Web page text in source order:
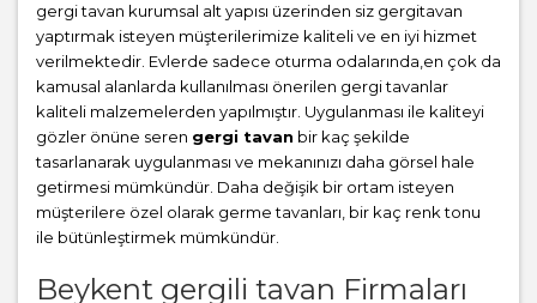
gergi tavan kurumsal alt yapısı üzerinden siz gergitavan
yaptırmak isteyen müşterilerimize kaliteli ve en iyi hizmet
verilmektedir. Evlerde sadece oturma odalarında,en çok da
kamusal alanlarda kullanılması önerilen gergi tavanlar
kaliteli malzemelerden yapılmıştır. Uygulanması ile kaliteyi
gözler önüne seren gergi tavan bir kaç şekilde
tasarlanarak uygulanması ve mekanınızı daha görsel hale
getirmesi mümkündür. Daha değişik bir ortam isteyen
müşterilere özel olarak germe tavanları, bir kaç renk tonu
ile bütünleştirmek mümkündür.
Beykent gergili tavan Firmaları